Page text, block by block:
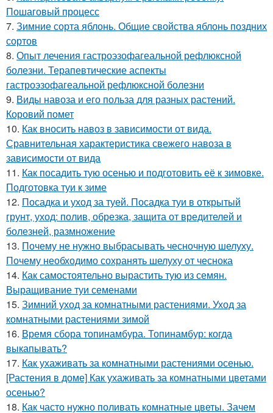
Пошаговый процесс
7. Зимние сорта яблонь. Общие свойства яблонь поздних
сортов
8. Опыт лечения гастроэзофагеальной рефлюксной
болезни. Терапевтические аспекты
гастроэзофагеальной рефлюксной болезни
9. Виды навоза и его польза для разных растений.
Коровий помет
10. Как вносить навоз в зависимости от вида.
Сравнительная характеристика свежего навоза в
зависимости от вида
11. Как посадить тую осенью и подготовить её к зимовке.
Подготовка туи к зиме
12. Посадка и уход за туей. Посадка туи в открытый
грунт, уход: полив, обрезка, защита от вредителей и
болезней, размножение
13. Почему не нужно выбрасывать чесночную шелуху.
Почему необходимо сохранять шелуху от чеснока
14. Как самостоятельно вырастить тую из семян.
Выращивание туи семенами
15. Зимний уход за комнатными растениями. Уход за
комнатными растениями зимой
16. Время сбора топинамбура. Топинамбур: когда
выкапывать?
17. Как ухаживать за комнатными растениями осенью.
[Растения в доме] Как ухаживать за комнатными цветами
осенью?
18. Как часто нужно поливать комнатные цветы. Зачем